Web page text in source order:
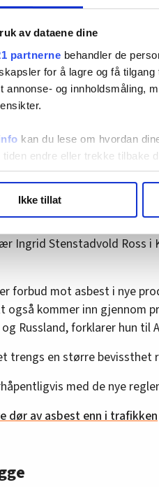
av dataene dine
partnerne behandler de
for å lagre og få
annonse- og innholdsmåling,
kan du lese om hvordan
tiden endre eller trekke tilbake
nettsider blir brukt slik at vi
Disse er angitt i oversikten
Ikke tillat
mye større problem enn
reglene bety for dine
for eksempel som
og Russland
Ingrid Stenstadvold Ross i
forbud mot asbest i nye
også kommer inn gjennom
Russland, forklarer hun til
trengs en større bevissthet
med de nye
dør av asbest enn i trafikken